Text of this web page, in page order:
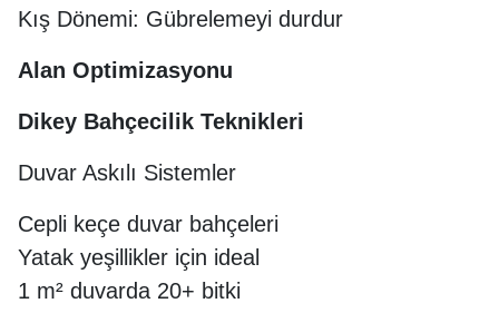
Kış Dönemi: Gübrelemeyi durdur
Alan Optimizasyonu
Dikey Bahçecilik Teknikleri
Duvar Askılı Sistemler
Cepli keçe duvar bahçeleri
Yatak yeşillikler için ideal
1 m² duvarda 20+ bitki